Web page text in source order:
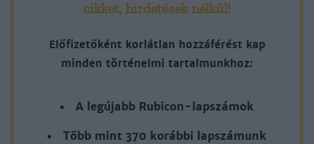
cikket, hirdetések nélkül!
Előfizetőként korlátlan hozzáférést kap
minden történelmi tartalmunkhoz:
A legújabb Rubicon-lapszámok
Több mint 370 korábbi lapszámunk